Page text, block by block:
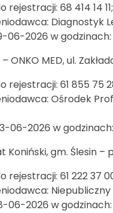
68 414 14 11;
Diagnostyk
06-2026 w godzinach:
ONKO MED, ul.
rejestracji: 61 855 75
Ośrodek
06-2026 w godzinach:
Koniński, gm. Ślesin –
rejestracji: 61 222 37
Niepubliczny
06-2026 w godzinach: